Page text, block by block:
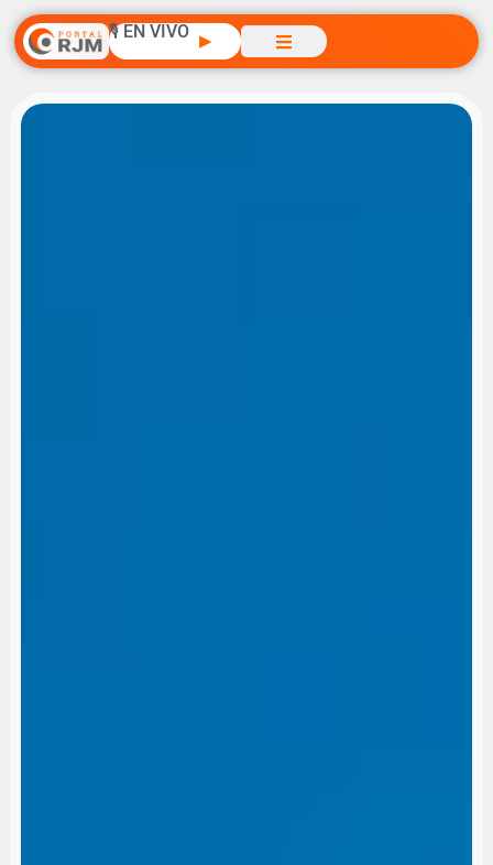
🎙️ EN VIVO ▶